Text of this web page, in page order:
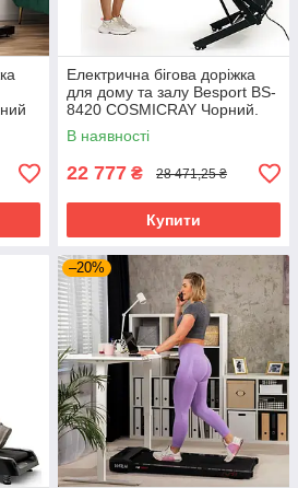
Електрична бігова доріжка
для дому та залу Besport BS-
8420 COSMICRAY Чорний.
Тренажер для бігу
В наявності
22 777 ₴ 28 471,25 ₴
Купити
–20%